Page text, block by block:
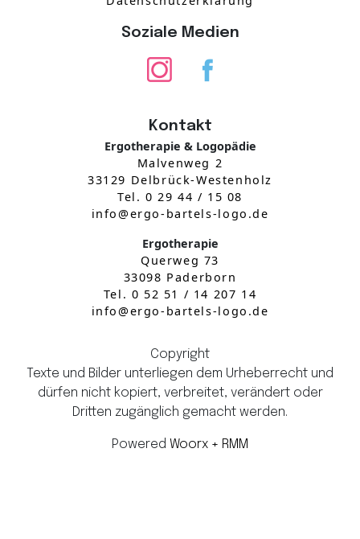
Soziale Medien
Kontakt
Ergotherapie & Logopädie
Malvenweg 2
33129 Delbrück-Westenholz
Tel. 0 29 44 / 15 08
info@ergo-bartels-logo.de
Ergotherapie
Querweg 73
33098 Paderborn
Tel. 0 52 51 / 14 207 14
info@ergo-bartels-logo.de
Copyright
Texte und Bilder unterliegen dem Urheberrecht und
dürfen nicht kopiert, verbreitet, verändert oder
Dritten zugänglich gemacht werden.
Powered Woorx + RMM